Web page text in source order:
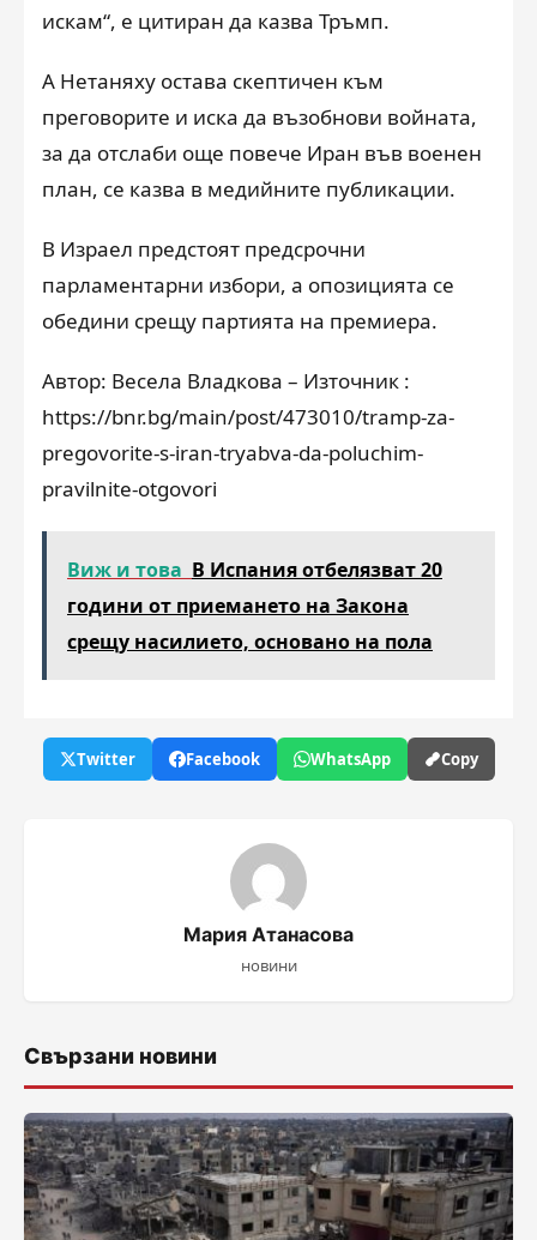
искам“, е цитиран да казва Тръмп.
А Нетаняху остава скептичен към
преговорите и иска да възобнови войната,
за да отслаби още повече Иран във военен
план, се казва в медийните публикации.
В Израел предстоят предсрочни
парламентарни избори, а опозицията се
обедини срещу партията на премиера.
Автор: Весела Владкова – Източник :
https://bnr.bg/main/post/473010/tramp-za-
pregovorite-s-iran-tryabva-da-poluchim-
pravilnite-otgovori
Виж и това В Испания отбелязват 20
години от приемането на Закона
срещу насилието, основано на пола
Twitter Facebook WhatsApp Copy
Мария Атанасова
новини
Свързани новини